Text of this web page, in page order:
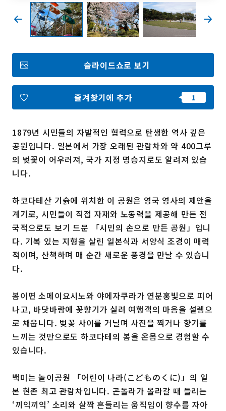
즐겨찾기
Face
book
Insta
gram
YouT
ube
Insta
gram
Face
book
포토갤러리
영상갤러리
팸플릿
이용 규약
운영조직 소개
링크
언어선택
1879년 시민들의 자발적인 협력으로 탄생한 역사 깊은
공원입니다. 일본에서 가장 오래된 관람차와 약 400그루
의 벚꽃이 어우러져, 국가 지정 명승지로도 알려져 있습
니다.
하코다테산 기슭에 위치한 이 공원은 영국 영사의 제안을
계기로, 시민들이 직접 자재와 노동력을 제공해 만든 전
국적으로도 보기 드문 「시민의 손으로 만든 공원」입니
다. 기복 있는 지형을 살린 일본식과 서양식 조경이 매력
적이며, 산책하며 매 순간 새로운 풍경을 만날 수 있습니
다.
봄이면 소메이요시노와 야에자쿠라가 연분홍빛으로 피어
나고, 바닷바람에 꽃향기가 실려 여행객의 마음을 설렘으
로 채웁니다. 벚꽃 사이를 거닐며 사진을 찍거나 향기를
느끼는 것만으로도 하코다테의 봄을 온몸으로 경험할 수
있습니다.
백미는 놀이공원 「어린이 나라(こどものくに)」의 일
본 현존 최고 관람차입니다. 곤돌라가 올라갈 때 들리는
‘끼익끼익’ 소리와 살짝 흔들리는 움직임이 향수를 자아
슬라이드쇼로 보기
즐겨찾기에 추가